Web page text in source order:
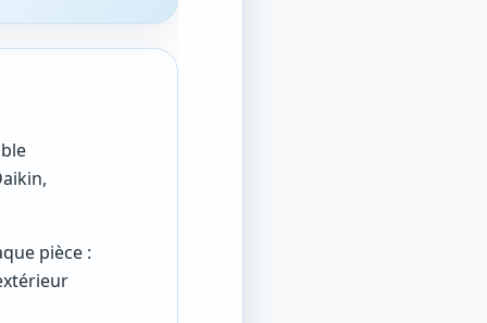
pièce :